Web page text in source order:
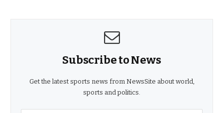
Subscribe to News
Get the latest sports news from NewsSite about world,
sports and politics.